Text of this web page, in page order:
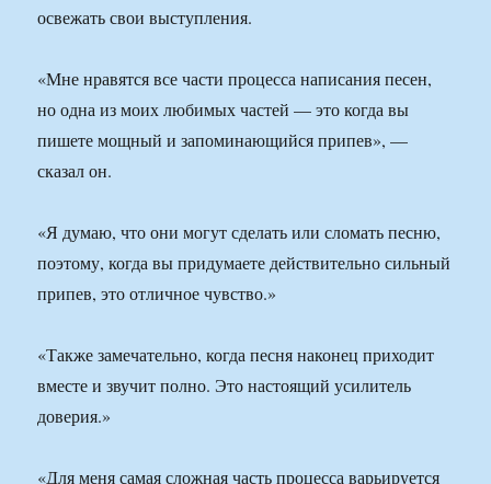
освежать свои выступления.
«Мне нравятся все части процесса написания песен,
но одна из моих любимых частей — это когда вы
пишете мощный и запоминающийся припев», —
сказал он.
«Я думаю, что они могут сделать или сломать песню,
поэтому, когда вы придумаете действительно сильный
припев, это отличное чувство.»
«Также замечательно, когда песня наконец приходит
вместе и звучит полно. Это настоящий усилитель
доверия.»
«Для меня самая сложная часть процесса варьируется